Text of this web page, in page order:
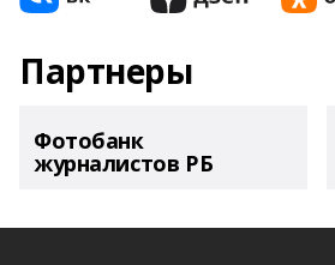
Партнеры
Фотобанк
журналистов РБ